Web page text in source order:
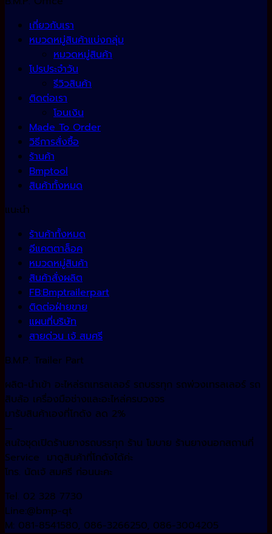
เกี่ยวกับเรา
หมวดหมู่สินค้าแบ่งกลุ่ม
หมวดหมู่สินค้า
โปรประจำวัน
รีวิวสินค้า
ติดต่อเรา
โอนเงิน
Made To Order
วิธีการสั่งซื้อ
ร้านค้า
Bmptool
สินค้าทั้งหมด
แนะนำ
ร้านค้าทั้งหมด
อีแคตตาล็อค
หมวดหมู่สินค้า
สินค้าสั่งผลิต
FB:Bmptrailerpart
ติดต่อฝ่ายขาย
แผนที่บริษัท
สายด่วน เจ้ สมศรี
B.M.P. Trailer Part
ผลิต-นำเข้า อะไหล่รถเทรลเลอร์ รถบรรทุก รถพ่วงเทรลเลอร์ รถ
สิบล้อ เครื่องมือช่างและอะไหล่ครบวงจร
มารับสินค้าเองที่โกดัง ลด 2%
—
สนใจชุดเปิดร้านยางรถบรรทุก ร้าน โมบาย ร้านยางนอกสถานที่
Service มาดูสินค้าที่โกดังได้ค่ะ
โทร. นัดเจ้ สมศรี ก่อนนะคะ
Tel. 02 328 7730
Line:@bmp-qt
M: 081-8541580, 086-3266250, 086-3004205